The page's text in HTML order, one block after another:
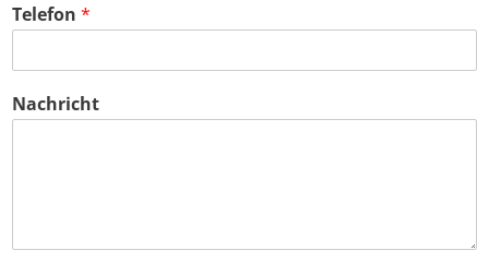
Telefon *
Nachricht